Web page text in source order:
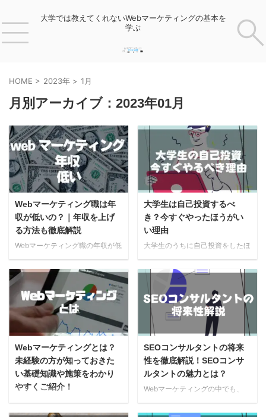
大学では教えてくれないWebマーケティングの基本を
学ぶ
HOME > 2023年 > 1月
月別アーカイブ：2023年01月
Webマーケティング職は年
収が低いの？｜年収を上げ
る方法も徹底解説
Webマーケティング職の年収が低
ング職の平均年収はどのくらいな
の？ Web広告市場の拡大と共に
近年新たな転職先としても注目を
集めるWebマーケティング。 年
収が低いなんて噂もありますが、
実際のところはどうなのでしょう
に調査したWebマーケティング職
種ごとの平均年収はおおよそ以下
の通りです。 Webマーケティン
グ職種ごとの平均年収 YouTube
ケター…495万円 Web広告運用マ
大学生は自己投資するべ
き？今すぐやったほうがい
い理由
大学生のうちに自己投資をしたほ
一度は考えたことがあるのではな
いでしょうか。将来のことを考え
ると、大学生時代をただ遊んで過
ごすのは勿体ない気がしますよ
ね。 自己投資なんかやめとけ と
周りから言われた方もいらっしゃ
読んで分かること どうして大学
生が自己投資をするべきなのか
自己投資額はどれくらいがいいの
か おすすめの自己投資は何なの
ます。ぜひ、最後までご覧くださ
Webマーケティングとは？
未経験の方が知っておきた
い基礎知識や施策をわかり
やすくご紹介！
「そもそもWebマーケティングっ
てなに？」 「Webマーケティン
SEOコンサルタントの将来
性を徹底解説！SEOコンサ
ルタントの魅力とは？
Webマーケティングの中でも、
を知りたい SEOコンサルタント